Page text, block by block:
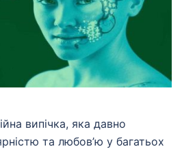
випічка, яка давно
та любов’ю у багатьох